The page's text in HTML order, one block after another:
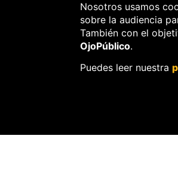
Nosotros usamos
sobre la audiencia
También con el
OjoPúblico.
Puedes leer nuestra